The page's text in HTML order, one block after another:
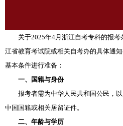
关于2025年4月浙江自考专科的报考
江省教育考试院或相关自考办的具体通
基本条件进行准备：
一、国籍与身份
报考者需为中华人民共和国公民，以
中国国籍或相关居留证件。
二、年龄与学历